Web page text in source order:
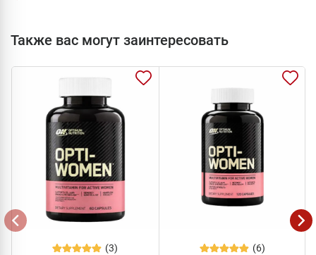
Также вас могут заинтересовать
(3) (6)